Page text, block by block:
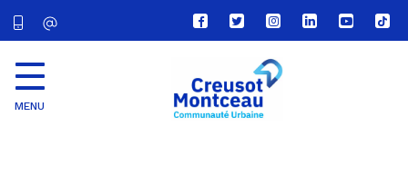
Lien
vers
compte
Facebook
Lien
vers
compte
Twitter
Lien
vers
le
compte
Lien
vers
Lien
vers
Lien
vers
MENU